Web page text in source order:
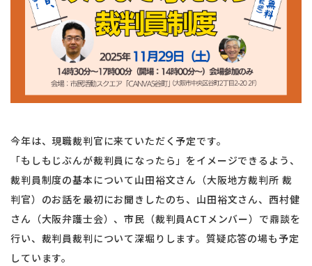
今年は、現職裁判官に来ていただく予定です。
「もしもじぶんが裁判員になったら」をイメージできるよう、
裁判員制度の基本について山田裕文さん（大阪地方裁判所 裁
判官）のお話を最初にお聞きしたのち、山田裕文さん、 西村健
さん（大阪弁護士会）、市民（裁判員ACTメンバー） で鼎談を
行い、裁判員裁判について深堀りします。 質疑応答の場も予定
しています。